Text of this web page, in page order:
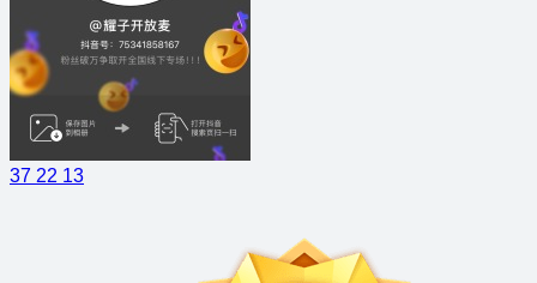
37 22 13